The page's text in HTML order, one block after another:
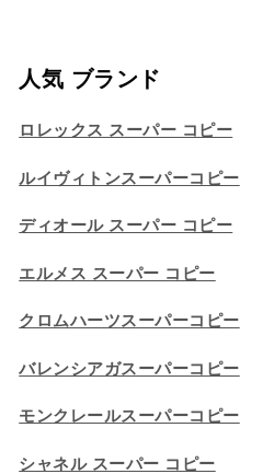
人気 ブランド
ロレックス スーパー コピー
ルイヴィトンスーパーコピー
ディオール スーパー コピー
エルメス スーパー コピー
クロムハーツスーパーコピー
バレンシアガスーパーコピー
モンクレールスーパーコピー
シャネル スーパー コピー